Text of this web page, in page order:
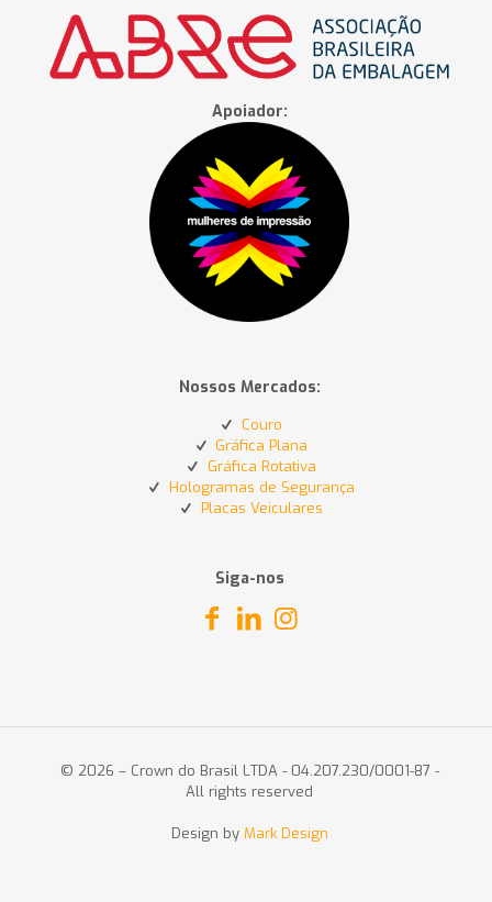
Apoiador:
Nossos Mercados:
Couro
Gráfica Plana
Gráfica Rotativa
Hologramas de Segurança
Placas Veiculares
Siga-nos
© 2026 – Crown do Brasil LTDA - 04.207.230/0001-87 -
All rights reserved
Design by Mark Design